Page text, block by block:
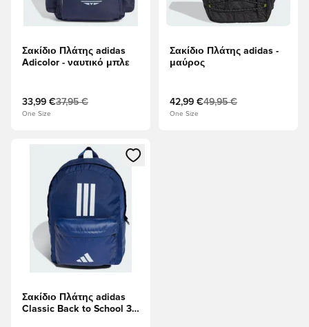
Σακίδιο Πλάτης adidas
Adicolor - ναυτικό μπλε
33,99 €37,95 €
One Size
Σακίδιο Πλάτης adidas -
μαύρος
42,99 €49,95 €
One Size
Ανοίγει ένα Modal για να συνδεθείτε ή να εγγραφείτε ως
Σακίδιο Πλάτης adidas
Classic Back to School 3-